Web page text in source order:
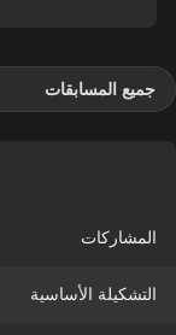
جميع المسابقات
المشاركات
التشكيلة الأساسية